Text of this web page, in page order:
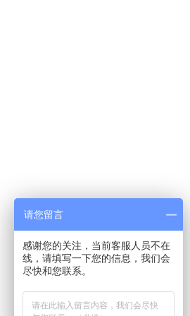
请您留言
感谢您的关注，当前客服人员不在
线，请填写一下您的信息，我们会
尽快和您联系。